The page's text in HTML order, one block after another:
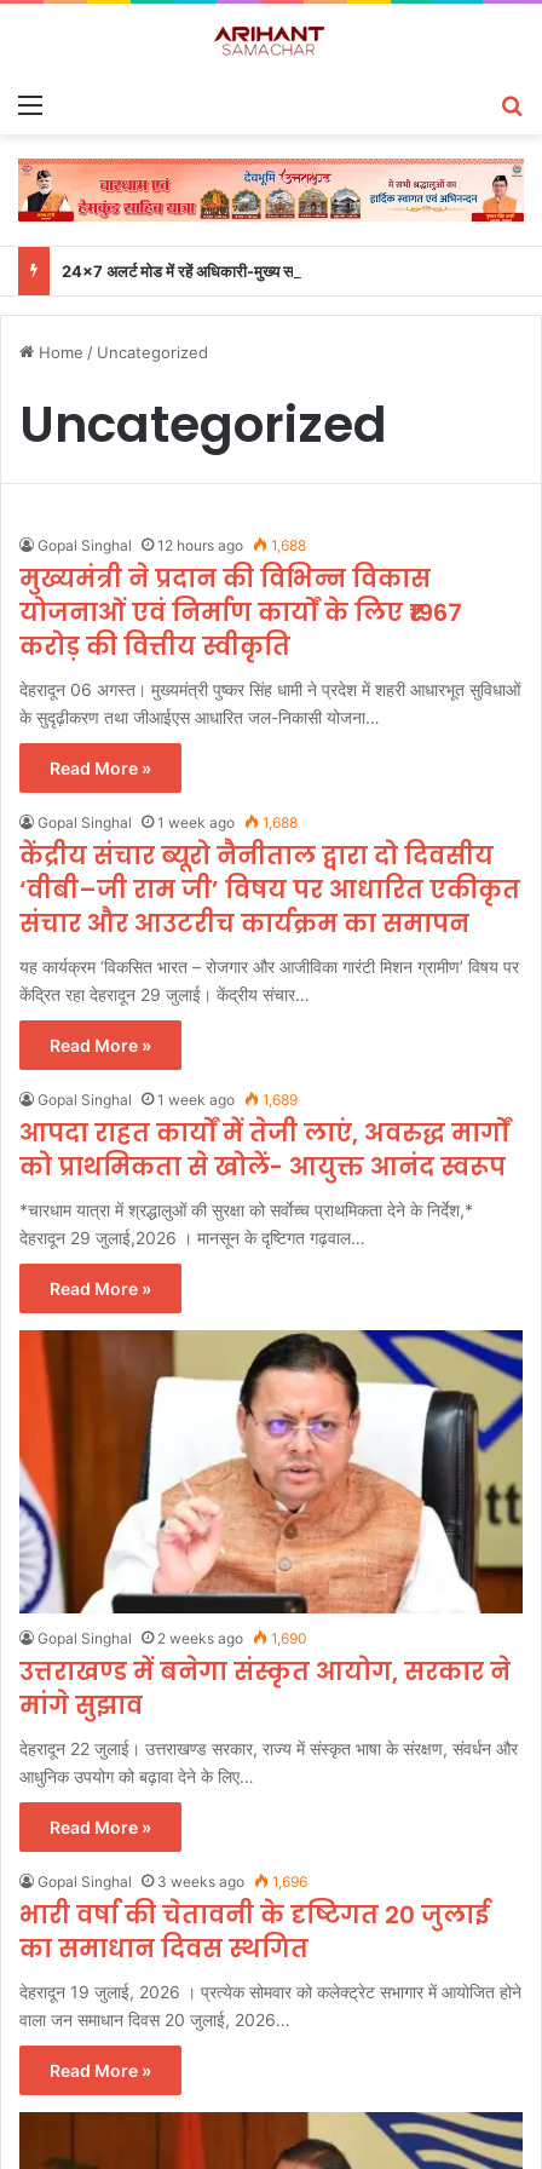
Home / Uncategorized
Uncategorized
Gopal Singhal 12 hours ago 1,688
मुख्यमंत्री ने प्रदान की विभिन्न विकास
योजनाओं एवं निर्माण कार्यों के लिए ₹1967
करोड़ की वित्तीय स्वीकृति
देहरादून 06 अगस्त। मुख्यमंत्री पुष्कर सिंह धामी ने प्रदेश में शहरी आधारभूत सुविधाओं
के सुदृढ़ीकरण तथा जीआईएस आधारित जल-निकासी योजना…
Read More »
Gopal Singhal 1 week ago 1,688
केंद्रीय संचार ब्यूरो नैनीताल द्वारा दो दिवसीय
‘वीबी–जी राम जी’ विषय पर आधारित एकीकृत
संचार और आउटरीच कार्यक्रम का समापन
यह कार्यक्रम ‘विकसित भारत – रोजगार और आजीविका गारंटी मिशन ग्रामीण’ विषय पर
केंद्रित रहा देहरादून 29 जुलाई। केंद्रीय संचार…
Read More »
Gopal Singhal 1 week ago 1,689
आपदा राहत कार्यों में तेजी लाएं, अवरुद्ध मार्गों
को प्राथमिकता से खोलें- आयुक्त आनंद स्वरूप
*चारधाम यात्रा में श्रद्धालुओं की सुरक्षा को सर्वाेच्च प्राथमिकता देने के निर्देश,*
देहरादून 29 जुलाई,2026 । मानसून के दृष्टिगत गढ़वाल…
Read More »
Gopal Singhal 2 weeks ago 1,690
उत्तराखण्ड में बनेगा संस्कृत आयोग, सरकार ने
मांगे सुझाव
देहरादून 22 जुलाई। उत्तराखण्ड सरकार, राज्य में संस्कृत भाषा के संरक्षण, संवर्धन और
आधुनिक उपयोग को बढ़ावा देने के लिए…
Read More »
Gopal Singhal 3 weeks ago 1,696
भारी वर्षा की चेतावनी के दृष्टिगत 20 जुलाई
का समाधान दिवस स्थगित
देहरादून 19 जुलाई, 2026 । प्रत्येक सोमवार को कलेक्ट्रेट सभागार में आयोजित होने
वाला जन समाधान दिवस 20 जुलाई, 2026…
Read More »